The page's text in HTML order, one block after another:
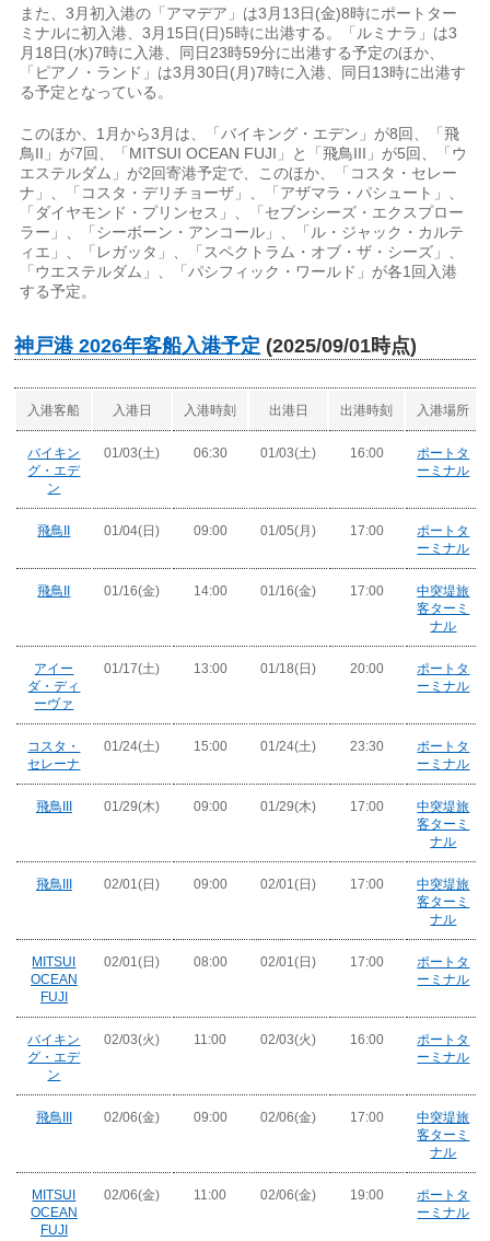
また、3月初入港の「アマデア」は3月13日(金)8時にポートター
ミナルに初入港、3月15日(日)5時に出港する。「ルミナラ」は3
月18日(水)7時に入港、同日23時59分に出港する予定のほか、
「ピアノ・ランド」は3月30日(月)7時に入港、同日13時に出港す
る予定となっている。
このほか、1月から3月は、「バイキング・エデン」が8回、「飛
鳥II」が7回、「MITSUI OCEAN FUJI」と「飛鳥III」が5回、「ウ
エステルダム」が2回寄港予定で、このほか、「コスタ・セレー
ナ」、「コスタ・デリチョーザ」、「アザマラ・パシュート」、
「ダイヤモンド・プリンセス」、「セブンシーズ・エクスプロー
ラー」、「シーボーン・アンコール」、「ル・ジャック・カルテ
ィエ」、「レガッタ」、「スペクトラム・オブ・ザ・シーズ」、
「ウエステルダム」、「パシフィック・ワールド」が各1回入港
する予定。
神戸港 2026年客船入港予定 (2025/09/01時点)
入港客船 入港日 入港時刻 出港日 出港時刻 入港場所
バイキン
グ・エデ
ン
01/03(土) 06:30 01/03(土) 16:00
ポートタ
ーミナル
飛鳥II 01/04(日) 09:00 01/05(月) 17:00
ポートタ
ーミナル
飛鳥II 01/16(金) 14:00 01/16(金) 17:00
中突堤旅
客ターミ
ナル
アイー
ダ・ディ
ーヴァ
01/17(土) 13:00 01/18(日) 20:00
ポートタ
ーミナル
コスタ・
セレーナ
01/24(土) 15:00 01/24(土) 23:30
ポートタ
ーミナル
飛鳥III 01/29(木) 09:00 01/29(木) 17:00
中突堤旅
客ターミ
ナル
飛鳥III 02/01(日) 09:00 02/01(日) 17:00
中突堤旅
客ターミ
ナル
MITSUI
OCEAN
FUJI
02/01(日) 08:00 02/01(日) 17:00
ポートタ
ーミナル
バイキン
グ・エデ
ン
02/03(火) 11:00 02/03(火) 16:00
ポートタ
ーミナル
飛鳥III 02/06(金) 09:00 02/06(金) 17:00
中突堤旅
客ターミ
ナル
MITSUI
OCEAN
FUJI
02/06(金) 11:00 02/06(金) 19:00
ポートタ
ーミナル